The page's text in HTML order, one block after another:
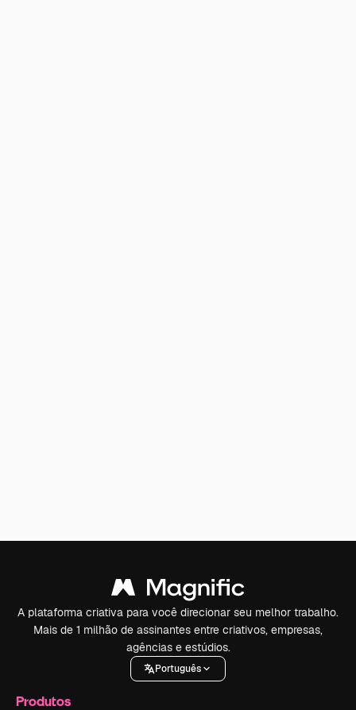
A plataforma criativa para você direcionar seu melhor trabalho.
Mais de 1 milhão de assinantes entre criativos, empresas,
agências e estúdios.
Português
Produtos